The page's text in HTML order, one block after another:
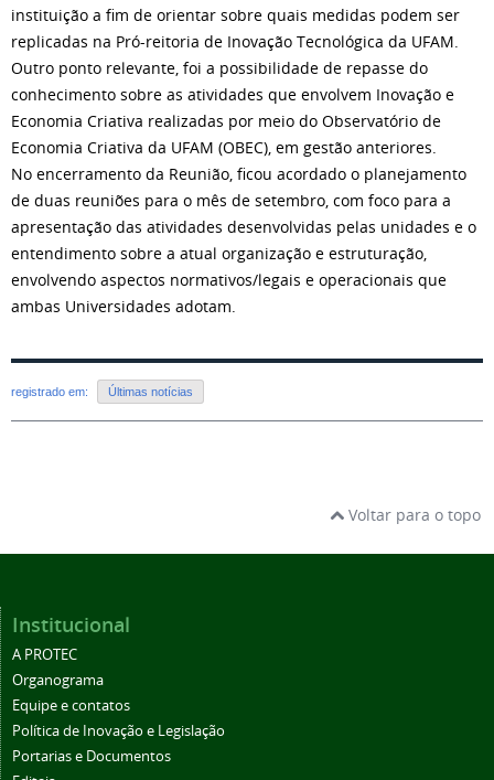
instituição a fim de orientar sobre quais medidas podem ser
replicadas na Pró-reitoria de Inovação Tecnológica da UFAM.
Outro ponto relevante, foi a possibilidade de repasse do
conhecimento sobre as atividades que envolvem Inovação e
Economia Criativa realizadas por meio do Observatório de
Economia Criativa da UFAM (OBEC), em gestão anteriores.
No encerramento da Reunião, ficou acordado o planejamento
de duas reuniões para o mês de setembro, com foco para a
apresentação das atividades desenvolvidas pelas unidades e o
entendimento sobre a atual organização e estruturação,
envolvendo aspectos normativos/legais e operacionais que
ambas Universidades adotam.
registrado em: Últimas notícias
Voltar para o topo
Institucional
A PROTEC
Organograma
Equipe e contatos
Política de Inovação e Legislação
Portarias e Documentos